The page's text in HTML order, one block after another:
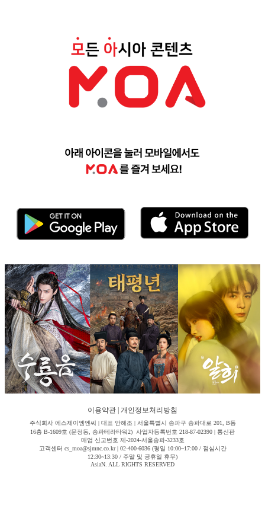
이용약관 개인정보처리방침
주식회사 에스제이엠엔씨 | 대표 안해조 | 서울특별시 송파구 송파대로 201, B동
16층 B-1609호 (문정동, 송파테라타워2) 사업자등록번호 218-87-02390 | 통신판
매업 신고번호 제-2024-서울송파-3233호
고객센터 cs_moa@sjmnc.co.kr | 02-400-6036 (평일 10:00~17:00 / 점심시간
12:30~13:30 / 주말 및 공휴일 휴무)
AsiaN. ALL RIGHTS RESERVED